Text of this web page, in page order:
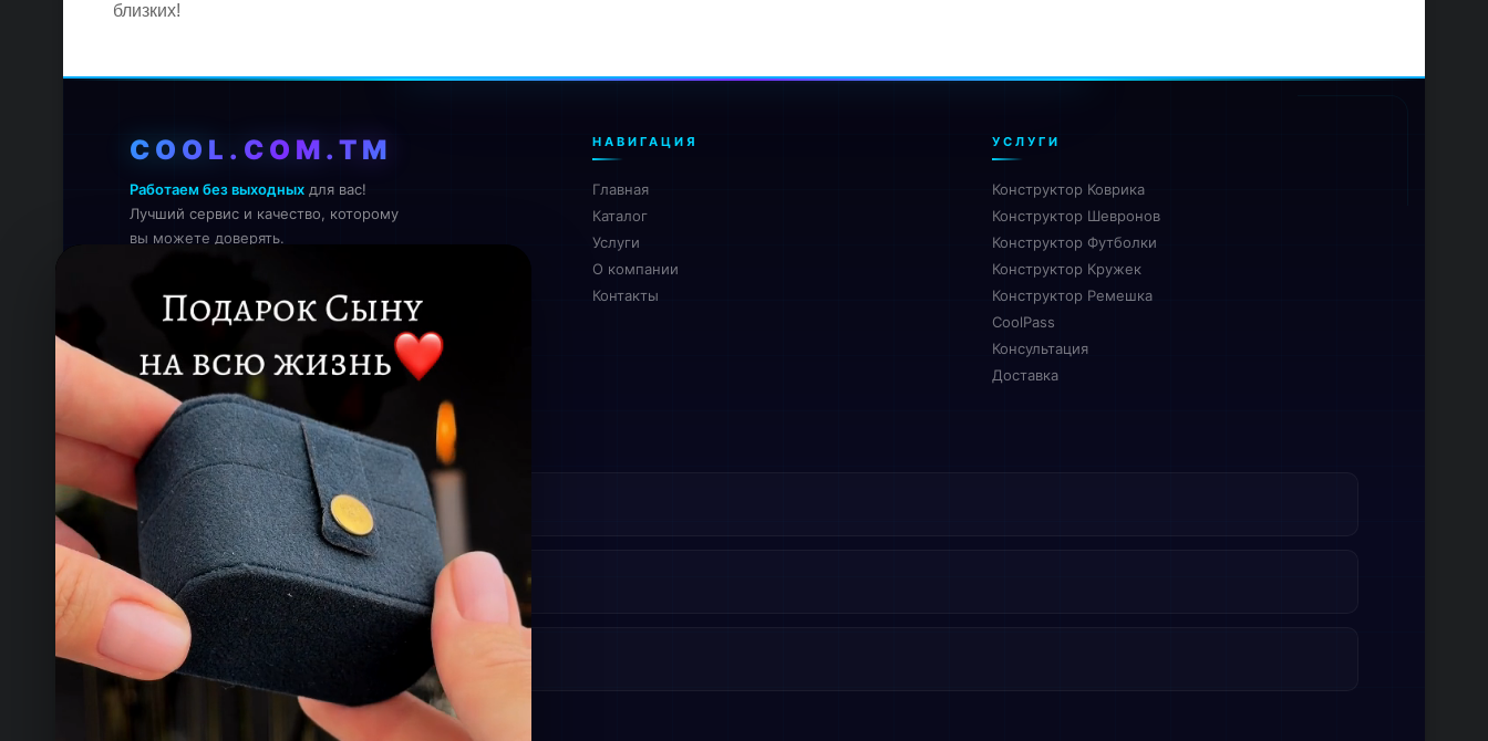
близких!
COOL.COM.TM
Работаем без выходных для вас!
Лучший сервис и качество, которому
вы можете доверять.
НАВИГАЦИЯ
Главная
Каталог
Услуги
О компании
Контакты
УСЛУГИ
Конструктор Коврика
Конструктор Шевронов
Конструктор Футболки
Конструктор Кружек
Конструктор Ремешка
CoolPass
Консультация
Доставка
КОНТАКТЫ
ТЕЛЕФОН
+993 649 593 67
EMAIL
rdemirov@cool.com.tm
АДРЕС
Туркменистан